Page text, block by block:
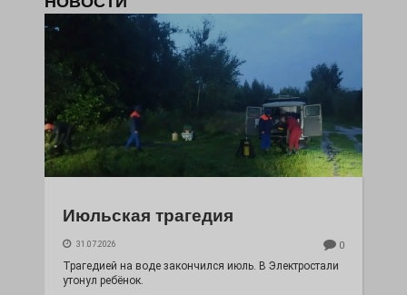
Июльская трагедия
31.07.2026 0
Трагедией на воде закончился июль. В Электростали
утонул ребёнок.